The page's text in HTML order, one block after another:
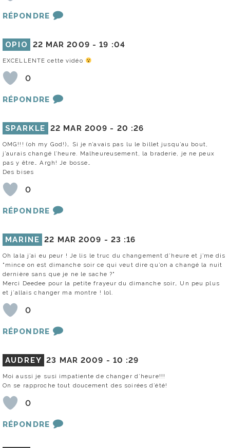
RÉPONDRE
OPIO 22 MAR 2009 -19 :04
EXCELLENTE cette vidéo
0
RÉPONDRE
SPARKLE 22 MAR 2009 - 20 :26
OMG!!! (oh my God!)… Si je n’avais pas lu le billet jusqu’au bout,
j’aurais changé l’heure. Malheureusement, la braderie, je ne peux
pas y être… Argh! Je bosse…
Des bises
0
RÉPONDRE
MARINE 22 MAR 2009 - 23 :16
Oh lala j’ai eu peur ! Je lis le truc du changement d’heure et j’me dis
"mince on est dimanche soir ce qui veut dire qu’on a changé la nuit
dernière sans que je ne le sache ?"
Merci Deedee pour la petite frayeur du dimanche soir… Un peu plus
et j’allais changer ma montre ! lol.
0
RÉPONDRE
AUDREY 23 MAR 2009 - 10 :29
Moi aussi je susi impatiente de changer d’heure!!!
On se rapproche tout doucement des soirées d’été!
0
RÉPONDRE